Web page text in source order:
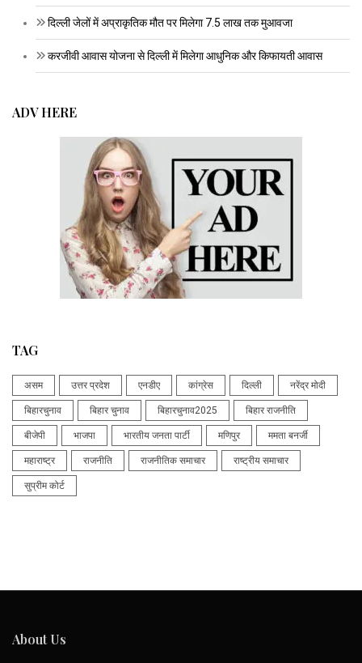
दिल्ली जेलों में अप्राकृतिक मौत पर मिलेगा 7.5 लाख तक मुआवजा
करजीवी आवास योजना से दिल्ली में मिलेगा आधुनिक और किफायती आवास
ADV HERE
TAG
असम उत्तर प्रदेश एनडीए कांग्रेस दिल्ली नरेंद्र मोदी
बिहारचुनाव बिहार चुनाव बिहारचुनाव2025 बिहार राजनीति
बीजेपी भाजपा भारतीय जनता पार्टी मणिपुर ममता बनर्जी
महाराष्ट्र राजनीति राजनीतिक समाचार राष्ट्रीय समाचार
सुप्रीम कोर्ट
About Us